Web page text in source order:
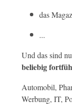
das
...
Und das sind
beliebig
Automobil,
Werbung, IT,